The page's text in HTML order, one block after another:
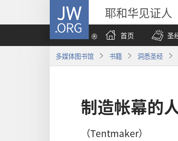
JW.ORG 耶和华见证人
首页
圣
多媒体图书馆 书籍 洞悉圣经
制造帐幕的
（Tentmaker）